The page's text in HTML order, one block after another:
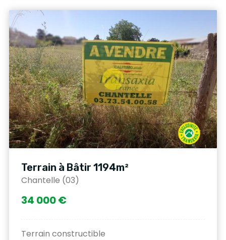
Terrain à Bâtir 1194m²
Chantelle (03)
34 000 €
Terrain constructible